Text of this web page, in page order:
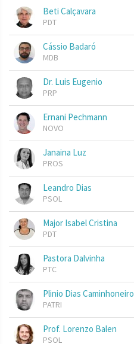
Beti Calçavara
PDT
Cássio Badaró
MDB
Dr. Luis Eugenio
PRP
Ernani Pechmann
NOVO
Janaina Luz
PROS
Leandro Dias
PSOL
Major Isabel Cristina
PDT
Pastora Dalvinha
PTC
Plinio Dias Caminhoneiro
PATRI
Prof. Lorenzo Balen
PSOL